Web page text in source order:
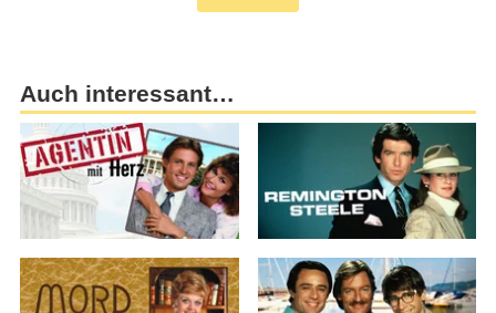
Auch interessant…